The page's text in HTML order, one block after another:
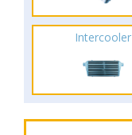
Intercooler